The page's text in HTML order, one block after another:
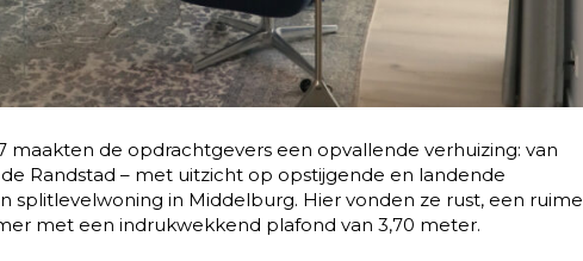
maakten de opdrachtgevers een opvallende verhuizing: van
Randstad – met uitzicht op opstijgende en landende
splitlevelwoning in Middelburg. Hier vonden ze rust, een ruime
met een indrukwekkend plafond van 3,70 meter.